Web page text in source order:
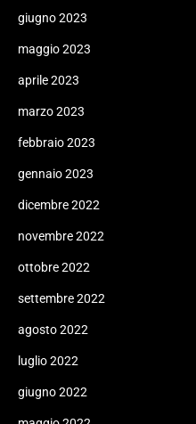
giugno 2023
maggio 2023
aprile 2023
marzo 2023
febbraio 2023
gennaio 2023
dicembre 2022
novembre 2022
ottobre 2022
settembre 2022
agosto 2022
luglio 2022
giugno 2022